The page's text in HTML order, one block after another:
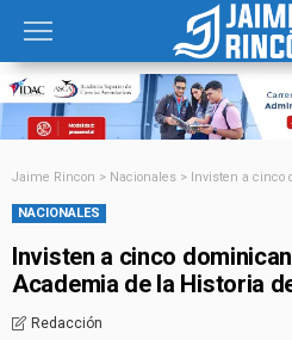
Jaime Rincon > Nacionales > Invisten a cinco
NACIONALES
Invisten a cinco
Academia de la Historia
Redacción